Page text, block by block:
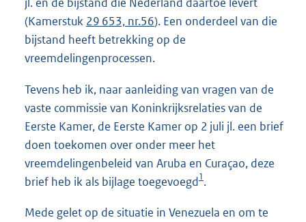
jl. en de bijstand die Nederland daartoe levert
(Kamerstuk 29 653, nr.56). Een onderdeel van die
bijstand heeft betrekking op de
vreemdelingenprocessen.
Tevens heb ik, naar aanleiding van vragen van de
vaste commissie van Koninkrijksrelaties van de
Eerste Kamer, de Eerste Kamer op 2 juli jl. een brief
doen toekomen over onder meer het
vreemdelingenbeleid van Aruba en Curaçao, deze
brief heb ik als bijlage toegevoegd1.
Mede gelet op de situatie in Venezuela en om te